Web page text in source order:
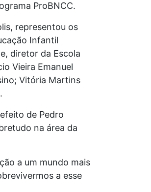
ProBNCC.
representou os
Infantil
diretor da Escola
Vieira Emanuel
Vitória Martins
de Pedro
na área da
a um mundo mais
a esse